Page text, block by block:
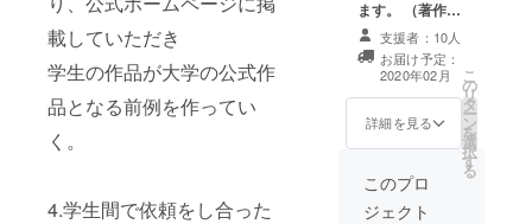
載していただき
学生の作品が大学の公式作
品となる前例を作ってい
く。
4.学生間で依頼をし合った
ます。 （著作権
はゼロテン編集
室の編集長：濱
崎に属しま
す。）
支援者：10人
お届け予定：
2020年02月
詳細を見る
こ
の
リ
タ
ー
ン
を
選
択
す
る
このプロ
ジェクト